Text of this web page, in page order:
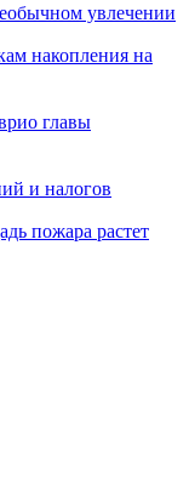
увлечении
накопления на
главы
и налогов
пожара растет